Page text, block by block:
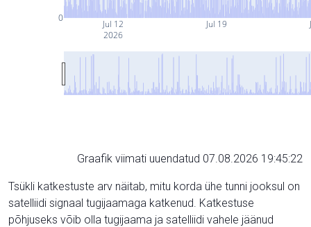
Jul 12
2026
Jul 19
0
Graafik viimati uuendatud 07.08.2026 19:45:22
Tsükli katkestuste arv näitab, mitu korda ühe tunni jooksul on
satelliidi signaal tugijaamaga katkenud. Katkestuse
põhjuseks võib olla tugijaama ja satelliidi vahele jäänud